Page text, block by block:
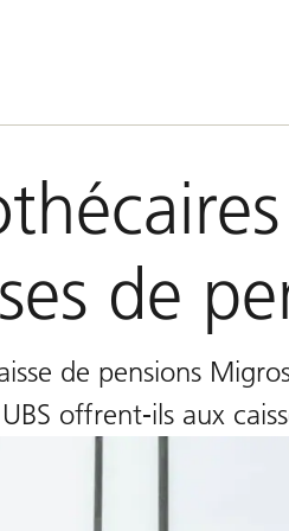
de
de pensions
offrent-ils aux